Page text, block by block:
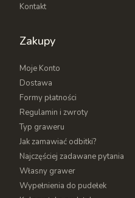
Kontakt
Zakupy
Moje Konto
Dostawa
Formy płatności
Regulamin i zwroty
Typ graweru
Jak zamawiać odbitki?
Najczęściej zadawane pytania
Własny grawer
Wypełnienia do pudełek